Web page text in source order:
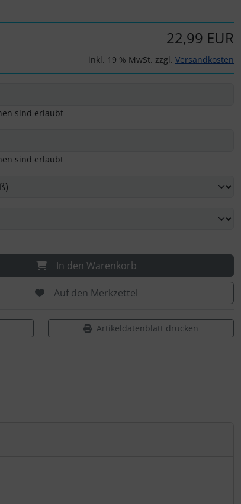
22,99 EUR
inkl. 19 % MwSt. zzgl. Versandkosten
sind erlaubt
sind erlaubt
In den Warenkorb
Auf den Merkzettel
Artikeldatenblatt drucken